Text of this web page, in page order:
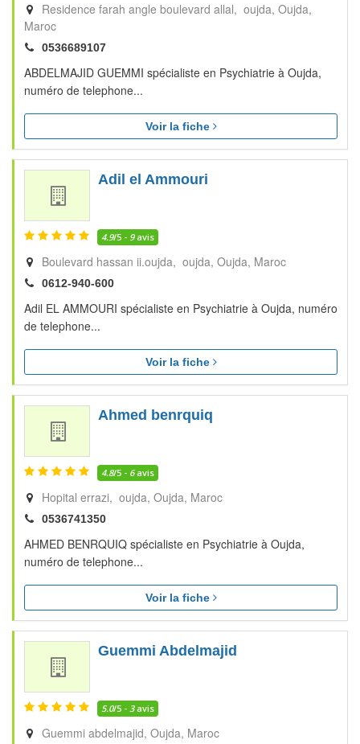
Residence farah angle boulevard allal, oujda Oujda
Maroc
0536689107
ABDELMAJID GUEMMI spécialiste en Psychiatrie à Oujda,
numéro de telephone...
Voir la fiche
Adil el Ammouri
4.9/5 - 9avis
Boulevard hassan ii.oujda, oujda Oujda Maroc
0612-940-600
Adil EL AMMOURI spécialiste en Psychiatrie à Oujda, numéro
de telephone...
Voir la fiche
Ahmed benrquiq
4.8/5 - 6avis
Hopital errazi, oujda Oujda Maroc
0536741350
AHMED BENRQUIQ spécialiste en Psychiatrie à Oujda,
numéro de telephone...
Voir la fiche
Guemmi Abdelmajid
5.0/5 - 3avis
Guemmi abdelmajid Oujda Maroc